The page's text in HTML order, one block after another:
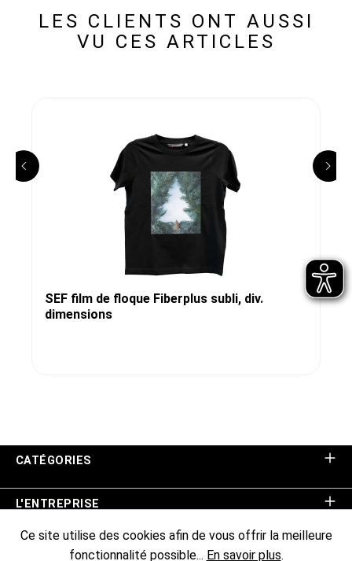
LES CLIENTS ONT AUSSI
VU CES ARTICLES
SEF film de floque Fiberplus subli, div.
dimensions
CATÉGORIES
L'ENTREPRISE
ASSISTANCE BOUTIQUE
Ce site utilise des cookies afin de vous offrir la meilleure
fonctionnalité possible... En savoir plus.